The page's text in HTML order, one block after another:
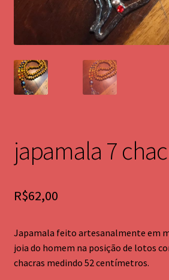
Japamala
Palo Santo
andara
japamala 7
R$62,00
Japamala feito artesanalmente em
joia do homem na posição de lotos
chacras medindo 52 centímetros.